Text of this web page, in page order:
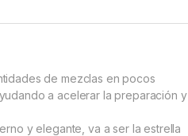
de mezclas en pocos
a acelerar la preparación y
y elegante, va a ser la estrella